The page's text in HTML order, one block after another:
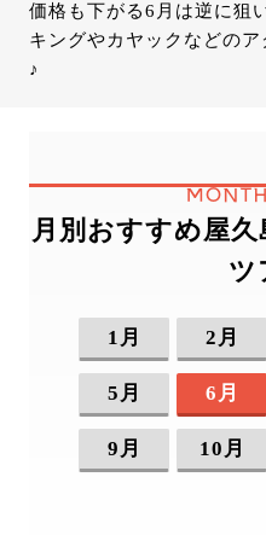
価格も下がる6月は逆に狙
キングやカヤックなどの
♪
月別おすすめ屋
ツ
1月 2月
5月 6月
9月 10月